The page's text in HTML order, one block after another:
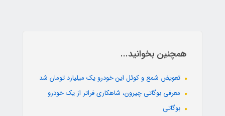
همچنین بخوانید...
تعویض شمع و کوئل این خودرو یک میلیارد تومان شد
معرفی بوگاتی چیرون،‌ شاهکاری فراتر از یک خودرو
بوگاتی